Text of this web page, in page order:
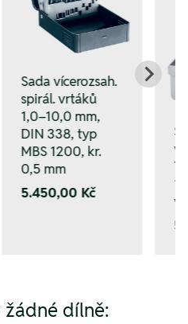
Sada vícerozsah.
spirál. vrtáků
1,0–10,0 mm,
DIN 338, typ
MBS 1200, kr.
0,5 mm
5.450,00 Kč
v
žádné dílně: